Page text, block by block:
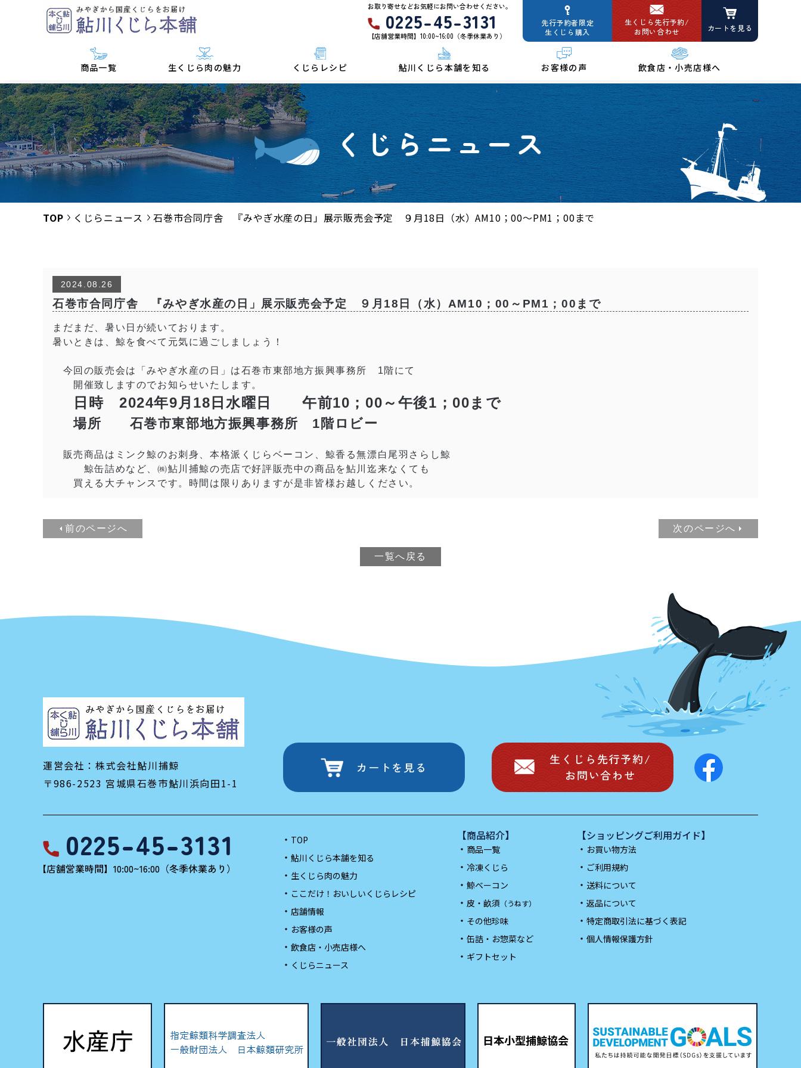
お取り寄せなどお気軽にお問い合わせください。
0225-45-3131
【店舗営業時間】10:00~16:00（冬季休業あり）
先行予約者限定
生くじら購入
生くじら先行予約/
お問い合わせ
カートを見る
商品一覧 生くじら肉の魅力 くじらレシピ 鮎川くじら本舗を知る お客様の声 飲食店・小売店様へ
くじらニュース
TOP くじらニュース 石巻市合同庁舎 『みやぎ水産の日」展示販売会予定 ９月18日（水）AM10；00～PM1；00まで
2024.08.26
石巻市合同庁舎 『みやぎ水産の日」展示販売会予定 ９月18日（水）AM10；00～PM1；00まで
まだまだ、暑い日が続いております。
暑いときは、鯨を食べて元気に過ごしましょう！
今回の販売会は「みやぎ水産の日」は石巻市東部地方振興事務所 1階にて
開催致しますのでお知らせいたします。
日時 2024年9月18日水曜日 午前10；00～午後1；00まで
場所 石巻市東部地方振興事務所 1階ロビー
販売商品はミンク鯨のお刺身、本格派くじらベーコン、鯨香る無漂白尾羽さらし鯨
鯨缶詰めなど、㈱鮎川捕鯨の売店で好評販売中の商品を鮎川迄来なくても
買える大チャンスです。時間は限りありますが是非皆様お越しください。
前のページへ 次のページへ
一覧へ戻る
運営会社：株式会社鮎川捕鯨
〒986-2523 宮城県石巻市鮎川浜向田1-1
カートを見る
生くじら先行予約/
お問い合わせ
0225-45-3131
【店舗営業時間】10:00~16:00（冬季休業あり）
TOP
鮎川くじら本舗を知る
生くじら肉の魅力
ここだけ！おいしいくじらレシピ
店舗情報
お客様の声
飲食店・小売店様へ
くじらニュース
【商品紹介】
商品一覧
冷凍くじら
鯨ベーコン
皮・畝須 （うねす）
その他珍味
缶詰・お惣菜など
ギフトセット
【ショッピングご利用ガイド】
お買い物方法
ご利用規約
送料について
返品について
特定商取引法に基づく表記
個人情報保護方針